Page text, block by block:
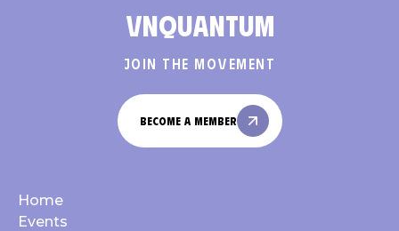
VNQUANTUM
JOIN THE MOVEMENT
BECOME A MEMBER
Home
Events